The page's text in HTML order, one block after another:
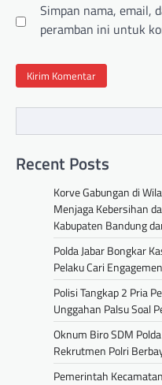
Simpan nama, email,
peramban ini untuk
Recent Posts
Korve Gabungan di
Menjaga Kebersihan
Kabupaten Bandung
Polda Jabar Bongkar
Pelaku Cari
Polisi Tangkap 2 Pria
Unggahan Palsu Soal
Oknum Biro SDM
Rekrutmen Polri
Pemerintah